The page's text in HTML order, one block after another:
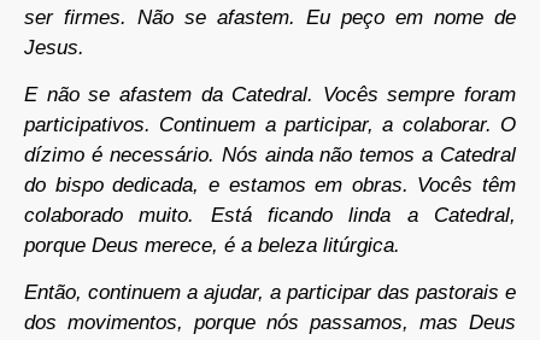
ser firmes. Não se afastem. Eu peço em nome de
Jesus.
E não se afastem da Catedral. Vocês sempre foram
participativos. Continuem a participar, a colaborar. O
dízimo é necessário. Nós ainda não temos a Catedral
do bispo dedicada, e estamos em obras. Vocês têm
colaborado muito. Está ficando linda a Catedral,
porque Deus merece, é a beleza litúrgica.
Então, continuem a ajudar, a participar das pastorais e
dos movimentos, porque nós passamos, mas Deus